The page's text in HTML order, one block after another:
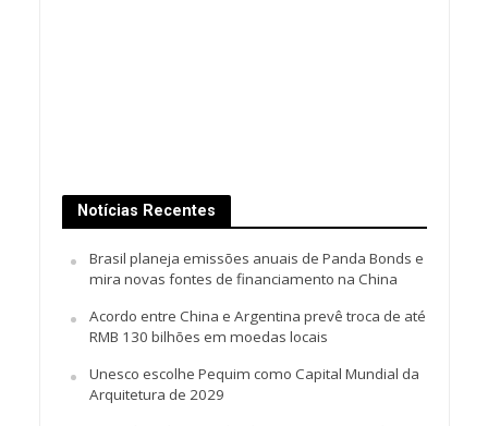
Notícias Recentes
Brasil planeja emissões anuais de Panda Bonds e
mira novas fontes de financiamento na China
Acordo entre China e Argentina prevê troca de até
RMB 130 bilhões em moedas locais
Unesco escolhe Pequim como Capital Mundial da
Arquitetura de 2029